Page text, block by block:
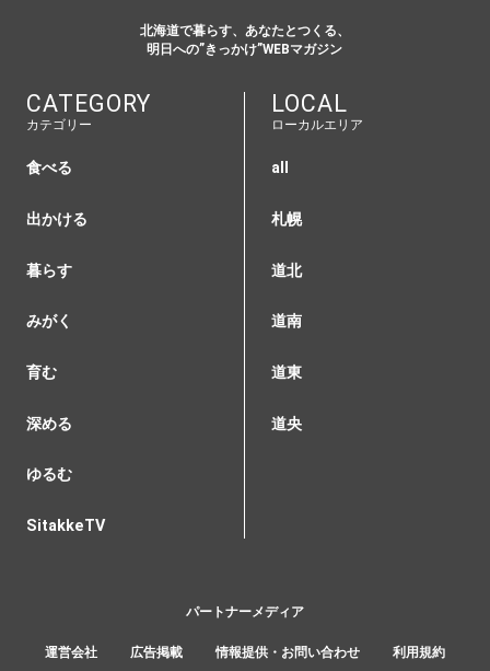
北海道で暮らす、あなたとつくる、
明日への”きっかけ”WEBマガジン
CATEGORY
カテゴリー
食べる
出かける
暮らす
みがく
育む
深める
ゆるむ
SitakkeTV
LOCAL
ローカルエリア
all
札幌
道北
道南
道東
道央
運営会社 広告掲載 情報提供・お問い合わせ 利用規約
パートナーメディア